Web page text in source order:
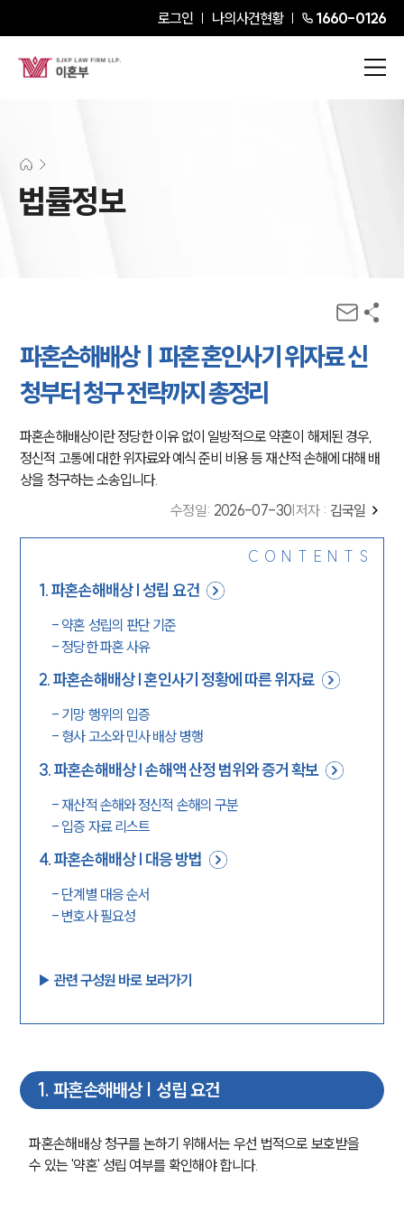
로그인 나의사건현황 1660-0126
법률정보
파혼손해배상ㅣ파혼 혼인사기 위자료 신
청부터 청구 전략까지 총정리
파혼손해배상이란 정당한 이유 없이 일방적으로 약혼이 해제된 경우,
정신적 고통에 대한 위자료와 예식 준비 비용 등 재산적 손해에 대해 배
상을 청구하는 소송입니다.
수정일: 2026-07-30 저자 : 김국일
CONTENTS
1.파혼손해배상 | 성립 요건
- 약혼 성립의 판단 기준
- 정당한 파혼 사유
2.파혼손해배상 | 혼인사기 정황에 따른 위자료
- 기망 행위의 입증
- 형사 고소와 민사 배상 병행
3.파혼손해배상 | 손해액 산정 범위와 증거 확보
- 재산적 손해와 정신적 손해의 구분
- 입증 자료 리스트
4.파혼손해배상 | 대응 방법
- 단계별 대응 순서
- 변호사 필요성
▶︎ 관련 구성원 바로 보러가기
1. 파혼손해배상 | 성립 요건
파혼손해배상 청구를 논하기 위해서는 우선 법적으로 보호받을
수 있는 '약혼' 성립 여부를 확인해야 합니다.